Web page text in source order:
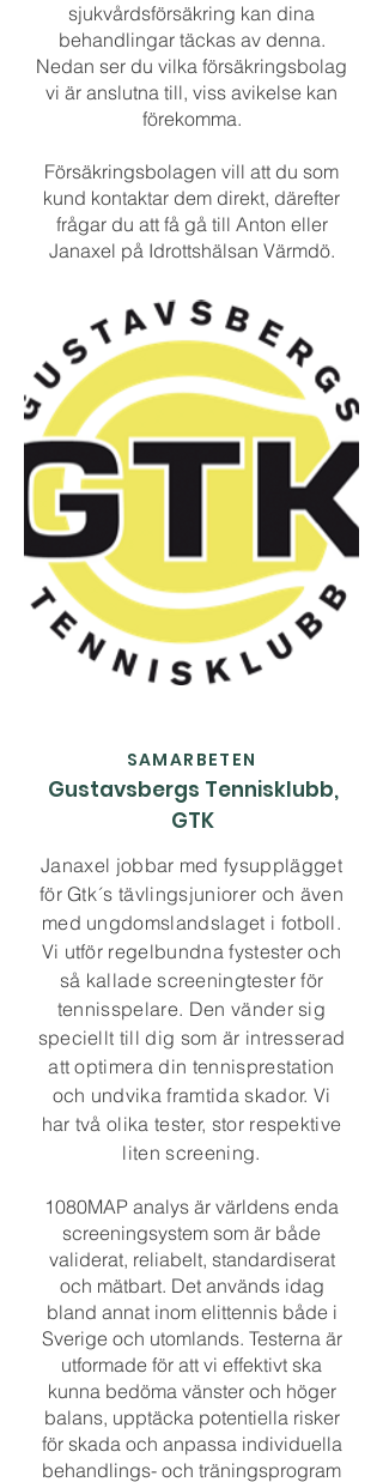
sjukvårdsförsäkring kan dina
behandlingar täckas av denna.
Nedan ser du vilka försäkringsbolag
vi är anslutna till, viss avikelse kan
förekomma.
Försäkringsbolagen vill att du som
kund kontaktar dem direkt, därefter
frågar du att få gå till Anton eller
Janaxel på Idrottshälsan Värmdö.
SAMARBETEN
Gustavsbergs Tennisklubb,
GTK
Janaxel jobbar med fysupplägget
för Gtk´s tävlingsjuniorer och även
med ungdomslandslaget i fotboll.
Vi utför regelbundna fystester och
så kallade screeningtester för
tennisspelare. Den vänder sig
speciellt till dig som är intresserad
att optimera din tennisprestation
och undvika framtida skador. Vi
har två olika tester, stor respektive
liten screening.
1080MAP analys är världens enda
screeningsystem som är både
validerat, reliabelt, standardiserat
och mätbart. Det används idag
bland annat inom elittennis både i
Sverige och utomlands. Testerna är
utformade för att vi effektivt ska
kunna bedöma vänster och höger
balans, upptäcka potentiella risker
för skada och anpassa individuella
behandlings- och träningsprogram